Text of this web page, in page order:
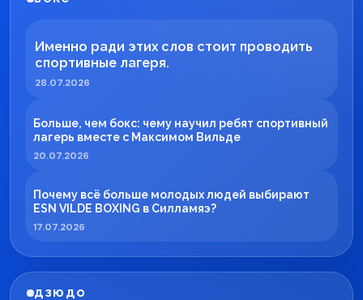
Именно ради этих слов стоит проводить
спортивные лагеря.
28.07.2026
Больше, чем бокс: чему научил ребят спортивный
лагерь вместе с Максимом Вильде
20.07.2026
Почему всё больше молодых людей выбирают
ESN VILDE BOXING в Силламяэ?
17.07.2026
ДЗЮДО